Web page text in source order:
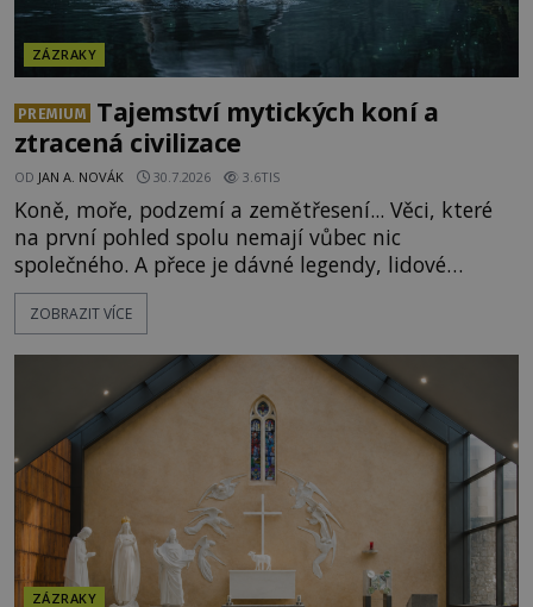
ZÁZRAKY
PREMIUM
Tajemství mytických koní a
ztracená civilizace
OD JAN A. NOVÁK 30.7.2026 3.6TIS
Koně, moře, podzemí a zemětřesení... Věci, které
na první pohled spolu nemají vůbec nic
společného. A přece je dávné legendy, lidové
pohádky i podvědomí psychicky nemocných lidí
podivným způsobem vzájemně propojují. Je
tajemství pocházející ze samých počátků lidské
civilizace? Nebo dokonce z temných vod minulosti
ještě mnohem hlubších? [g
ZOBRAZIT VÍCE
ZÁZRAKY